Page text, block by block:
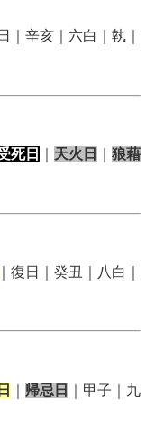
｜辛亥｜六白｜執｜
死日 天火日
狼藉
｜復日｜癸丑｜八白｜
帰忌日
｜甲子｜九